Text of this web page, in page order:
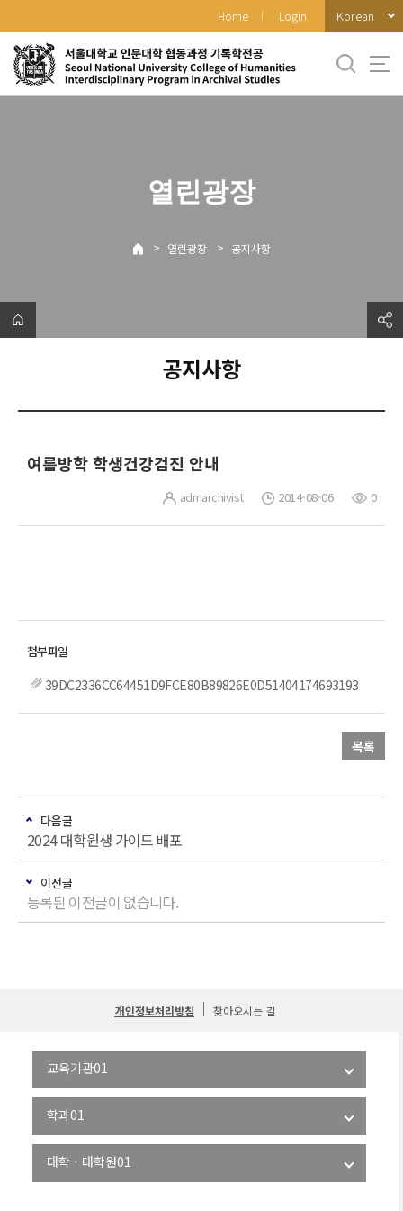
로
메
Home Login Korean
열린광장
> 열린광장 > 공지사항
공지사항
여름방학 학생건강검진 안내
admarchivist 2014-08-06 0
39DC2336CC64451D9FCE80B89826E0D51404174693193
목록
다음글
2024 대학원생 가이드 배포
이전글
등록된 이전글이 없습니다.
개인정보처리방침 찾아오시는 길